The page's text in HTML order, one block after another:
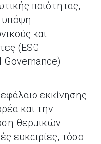
ποιότητας,
υπόψη
και
(ESG-
Governance)
εκκίνησης
και την
θερμικών
ευκαιρίες, τόσο